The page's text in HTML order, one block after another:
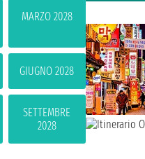
MARZO 2028
GIUGNO 2028
SETTEMBRE
2028